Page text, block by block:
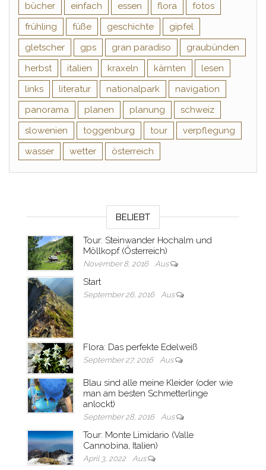
bücher
einfach essen flora
fotos
frühling
füße geschichte
gipfel
gletscher
gps gran paradiso
graubünden
herbst
italien kraxeln kärnten
lesen
links
literatur nationalpark
navigation
panorama
planen planung
schweiz
slowenien
toggenburg tour
verpflegung
wasser
wetter österreich
BELIEBT
Tour: Steinwander Hochalm und
Möllkopf (Österreich)
November 8, 2016 Aus
Start
September 26, 2016 Aus
Flora: Das perfekte Edelweiß
September 27, 2016 Aus
Blau sind alle meine Kleider (oder wie
man am besten Schmetterlinge
anlockt)
September 28, 2016 Aus
Tour: Monte Limidario (Valle
Cannobina, Italien)
April 3, 2022 Aus